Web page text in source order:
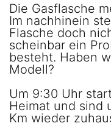
Die Gasflasche
Im nachhinein
Flasche doch
scheinbar ein
besteht. Haben
Modell?
Um 9:30 Uhr
Heimat und sind
Km wieder